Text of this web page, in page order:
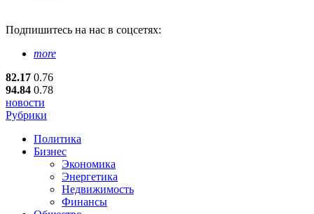
Подпишитесь на нас в соцсетях:
more
82.17 0.76
94.84 0.78
новости
Рубрики
Политика
Бизнес
Экономика
Энергетика
Недвижимость
Финансы